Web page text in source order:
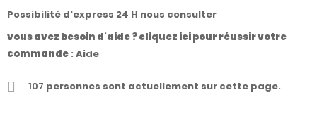
Possibilité d'express 24 H nous consulter
vous avez besoin d'aide ? cliquez ici pour réussir votre
commande : Aide
107 personnes sont actuellement sur cette page.